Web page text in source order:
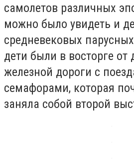
самолетов различных
можно было увидеть и
средневековых
дети были в восторге
железной дороги с
семафорами, которая
заняла собой второй